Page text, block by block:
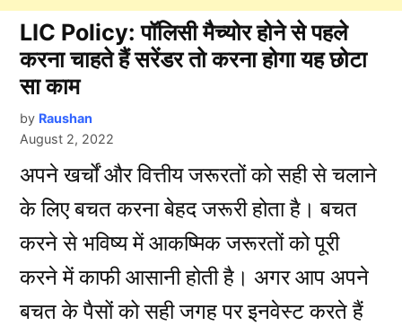
LIC Policy: पॉलिसी मैच्योर होने से पहले
करना चाहते हैं सरेंडर तो करना होगा यह छोटा
सा काम
by Raushan
August 2, 2022
अपने खर्चों और वित्तीय जरूरतों को सही से चलाने
के लिए बचत करना बेहद जरूरी होता है। बचत
करने से भविष्य में आकष्मिक जरूरतों को पूरी
करने में काफी आसानी होती है। अगर आप अपने
बचत के पैसों को सही जगह पर इनवेस्ट करते हैं